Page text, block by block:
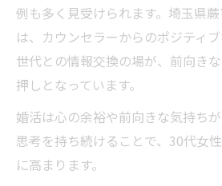
例も多く見受けられます。埼玉県
は、カウンセラーからのポジティ
世代との情報交換の場が、前向き
押しとなっています。
婚活は心の余裕や前向きな気持ち
思考を持ち続けることで、30代女
に高まります。